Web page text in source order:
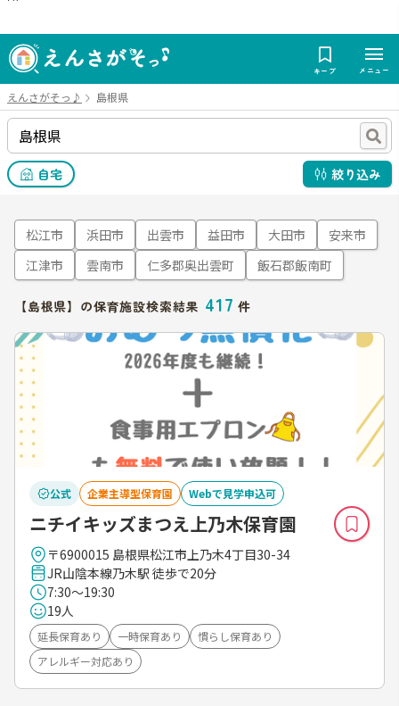
キープ メニュー
えんさがそっ♪ 島根県
自宅 絞り込み
松江市 浜田市 出雲市 益田市 大田市
安来市
江津市
雲南市 仁多郡奥出雲町 飯石郡飯南町
【島根県】の保育施設検索結果 417 件
公式 企業主導型保育園 Webで見学申込可
ニチイキッズまつえ上乃木保育園
〒6900015 島根県松江市上乃木4丁目30-34
JR山陰本線乃木駅 徒歩で20分
7:30～19:30
19人
延長保育あり 一時保育あり
慣らし保育あり
アレルギー対応あり